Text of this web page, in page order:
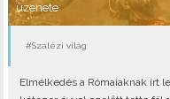
üzenete
#Szalézi világ
Elmélkedés a Rómaiaknak írt